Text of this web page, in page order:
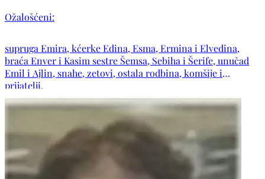
Ožalošćeni:
supruga Emira, kćerke Edina, Esma, Ermina i Elvedina,
braća Enver i Kasim sestre Šemsa, Sebiha i Šerife, unučad
Emil i Ajlin, snahe, zetovi, ostala rodbina, komšije i
prijatelji.